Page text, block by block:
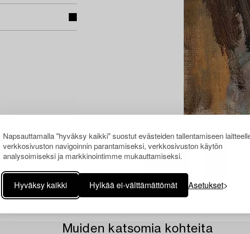
Napsauttamalla "hyväksy kaikki" suostut evästeiden tallentamiseen
verkkosivuston navigoinnin parantamiseksi, verkkosivuston käytön
analysoimiseksi ja markkinointimme mukauttamiseksi.
Hyväksy kaikki Hylkää ei-välttämättömät Asetukset
Muiden katsomia kohteita